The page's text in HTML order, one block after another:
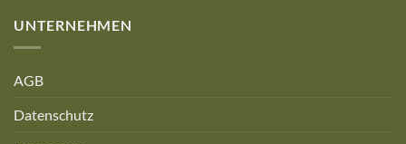
UNTERNEHMEN
AGB
Datenschutz